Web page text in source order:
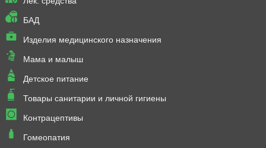
БАД
Изделия медицинского назначения
Мама и малыш
Детское питание
Товары санитарии и личной гигиены
Контрацептивы
Гомеопатия